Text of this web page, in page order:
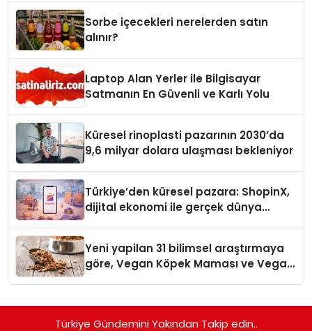
Sorbe içecekleri nerelerden satın
alınır?
Laptop Alan Yerler ile Bilgisayar
Satmanın En Güvenli ve Karlı Yolu
Küresel rinoplasti pazarının 2030’da
9,6 milyar dolara ulaşması bekleniyor
Türkiye’den küresel pazara: ShopinX,
dijital ekonomi ile gerçek dünya
Yeni yapilan 31 bilimsel araştırmaya
göre, Vegan Köpek Maması ve Vegan
Türkiye Gündemini Yakından Takip edin..